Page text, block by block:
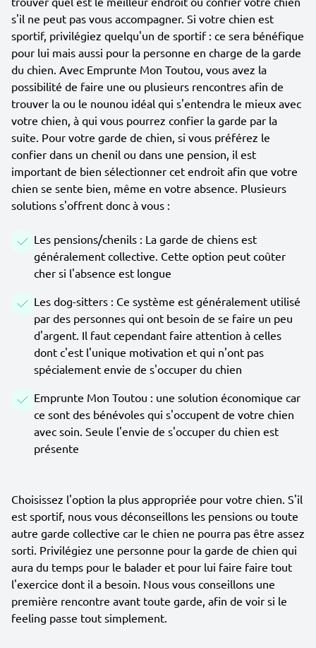
s'il ne peut pas vous accompagner. Si votre chien est
sportif, privilégiez quelqu'un de sportif : ce sera bénéfique
pour lui mais aussi pour la personne en charge de la garde
du chien. Avec Emprunte Mon Toutou, vous avez la
possibilité de faire une ou plusieurs rencontres afin de
trouver la ou le nounou idéal qui s'entendra le mieux avec
votre chien, à qui vous pourrez confier la garde par la
suite. Pour votre garde de chien, si vous préférez le
confier dans un chenil ou dans une pension, il est
important de bien sélectionner cet endroit afin que votre
chien se sente bien, même en votre absence. Plusieurs
solutions s'offrent donc à vous :
Les pensions/chenils : La garde de chiens est
généralement collective. Cette option peut coûter
cher si l'absence est longue
Les dog-sitters : Ce système est généralement utilisé
par des personnes qui ont besoin de se faire un peu
d'argent. Il faut cependant faire attention à celles
dont c'est l'unique motivation et qui n'ont pas
spécialement envie de s'occuper du chien
Emprunte Mon Toutou : une solution économique car
ce sont des bénévoles qui s'occupent de votre chien
avec soin. Seule l'envie de s'occuper du chien est
présente
Choisissez l'option la plus appropriée pour votre chien. S'il
est sportif, nous vous déconseillons les pensions ou toute
autre garde collective car le chien ne pourra pas être assez
sorti. Privilégiez une personne pour la garde de chien qui
aura du temps pour le balader et pour lui faire faire tout
l'exercice dont il a besoin. Nous vous conseillons une
première rencontre avant toute garde, afin de voir si le
feeling passe tout simplement.